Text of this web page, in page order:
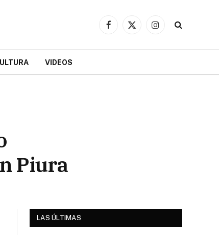
Facebook
X
Instagram
VIDEOS
Piura
LAS ÚLTIMAS